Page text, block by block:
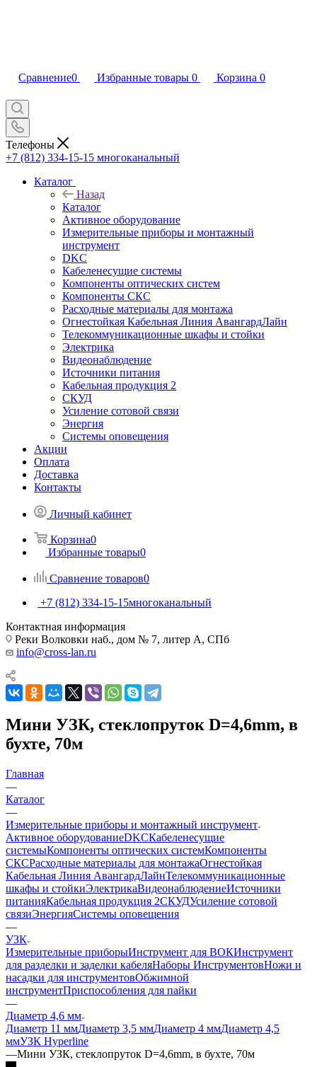
Сравнение0 Избранные товары 0 Корзина 0
Телефоны
+7 (812) 334-15-15 многоканальный
Каталог
Назад
Каталог
Активное оборудование
Измерительные приборы и монтажный
инструмент
DKC
Кабеленесущие системы
Компоненты оптических систем
Компоненты СКС
Расходные материалы для монтажа
Огнестойкая Кабельная Линия АвангардЛайн
Телекоммуникационные шкафы и стойки
Электрика
Видеонаблюдение
Источники питания
Кабельная продукция 2
СКУД
Усиление сотовой связи
Энергия
Системы оповещения
Акции
Оплата
Доставка
Контакты
Личный кабинет
Корзина0
Избранные товары0
Сравнение товаров0
+7 (812) 334-15-15многоканальный
Контактная информация
Реки Волковки наб., дом № 7, литер А, СПб
info@cross-lan.ru
Мини УЗК, стеклопруток D=4,6mm, в
бухте, 70м
Главная
—
Каталог
—
Измерительные приборы и монтажный инструмент
Активное оборудованиеDKCКабеленесущие
системыКомпоненты оптических системКомпоненты
СКСРасходные материалы для монтажаОгнестойкая
Кабельная Линия АвангардЛайнТелекоммуникационные
шкафы и стойкиЭлектрикаВидеонаблюдениеИсточники
питанияКабельная продукция 2СКУДУсиление сотовой
связиЭнергияСистемы оповещения
—
УЗК
Измерительные приборыИнструмент для ВОКИнструмент
для разделки и заделки кабеляНаборы ИнструментовНожи и
насадки для инструментовОбжимной
инструментПриспособления для пайки
—
Диаметр 4,6 мм
Диаметр 11 ммДиаметр 3,5 ммДиаметр 4 ммДиаметр 4,5
ммУЗК Hyperline
—Мини УЗК, стеклопруток D=4,6mm, в бухте, 70м